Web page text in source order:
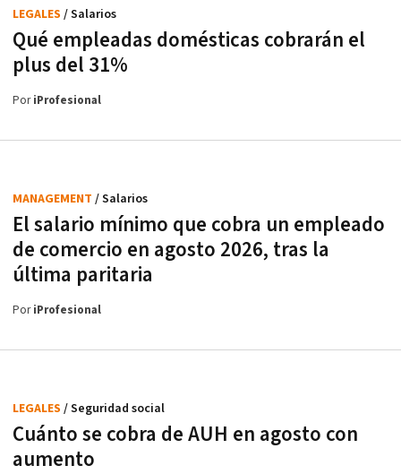
Qué empleadas domésticas cobrarán el
plus del 31%
LEGALES / Salarios
PoriProfesional
El salario mínimo que cobra un empleado
de comercio en agosto 2026, tras la
última paritaria
MANAGEMENT / Salarios
PoriProfesional
Cuánto se cobra de AUH en agosto con
aumento
LEGALES / Seguridad social